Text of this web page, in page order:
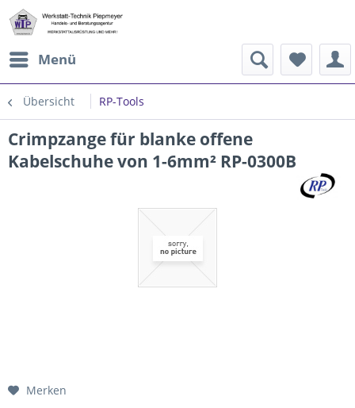
Menü
Übersicht RP-Tools
Crimpzange für blanke offene
Kabelschuhe von 1-6mm² RP-0300B
Merken